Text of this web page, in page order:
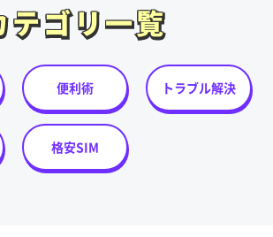
テゴリ一覧
テゴリ一覧
便利術 トラブル解決
格安SIM